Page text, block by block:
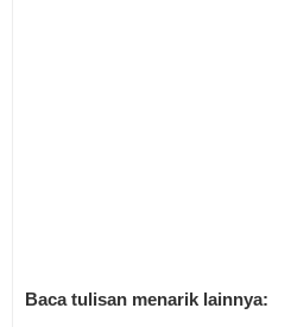
Baca tulisan menarik lainnya: